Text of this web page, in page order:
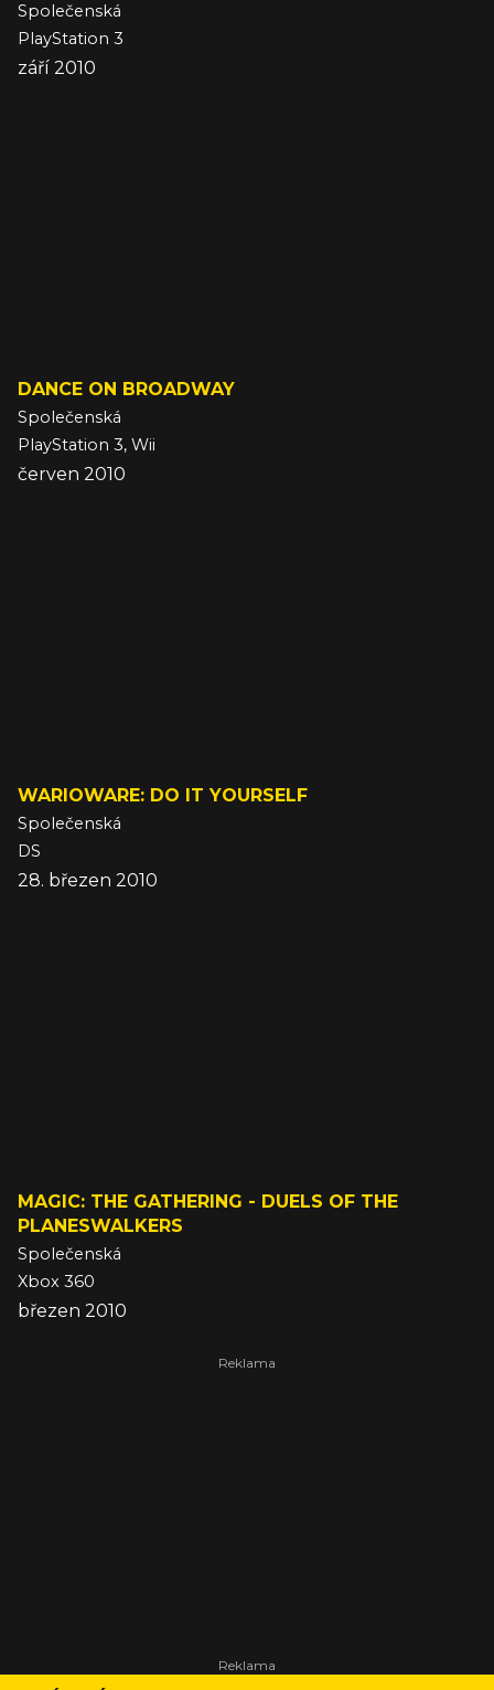
Společenská
PlayStation 3
září 2010
DANCE ON BROADWAY
Společenská
PlayStation 3, Wii
červen 2010
WARIOWARE: DO IT YOURSELF
Společenská
DS
28. březen 2010
MAGIC: THE GATHERING - DUELS OF THE
PLANESWALKERS
Společenská
Xbox 360
březen 2010